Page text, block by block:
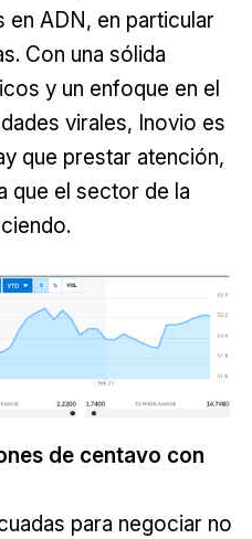
en ADN, en particular
Con una sólida
y un enfoque en el
virales, Inovio es
que prestar atención,
que el sector de la
de centavo con
para negociar no